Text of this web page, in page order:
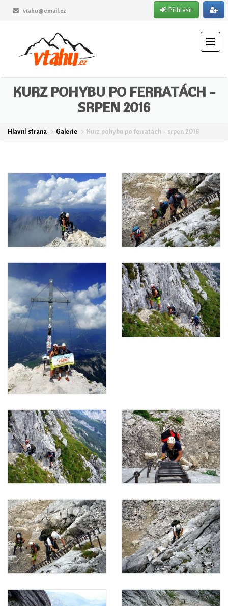
vtahu@email.cz Přihlásit
KURZ POHYBU PO FERRATÁCH -
SRPEN 2016
Hlavní strana Galerie Kurz pohybu po ferratách - srpen 2016